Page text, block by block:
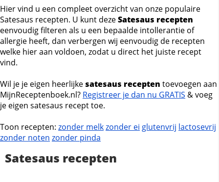
Hier vind u een compleet overzicht van onze populaire
Satesaus recepten. U kunt dezeSatesaus recepten
eenvoudig filteren als u een bepaalde intollerantie of
allergie heeft, dan verbergen wij eenvoudig de recepten
welke hier aan voldoen, zodat u direct het juiste recept
vind.
Wil je je eigen heerlijke satesaus recepten toevoegen aan
MijnReceptenboek.nl? Registreer je dan nu GRATIS & voeg
je eigen satesaus recept toe.
Toon recepten: zonder melkzonder ei glutenvrij lactosevrij
zonder noten zonder pinda
Satesaus recepten